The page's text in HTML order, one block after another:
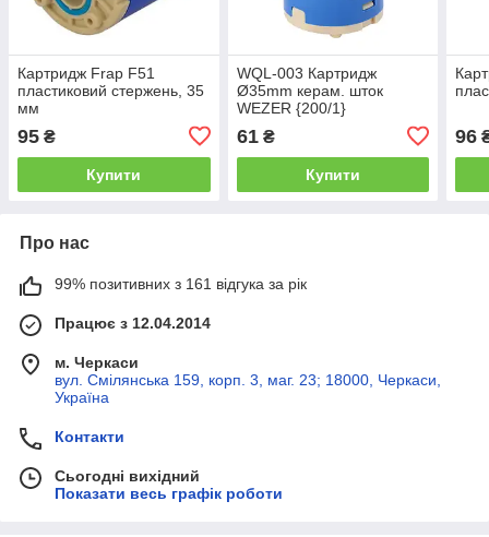
Картридж Frap F51
пластиковий стержень, 35
мм
95 ₴
Купити
WQL-003 Картридж
Ø35mm керам. шток
WEZER {200/1}
61₴
Купити
96
Про нас
99% позитивних з 161 відгука за рік
Працює з 12.04.2014
м. Черкаси
вул. Смілянська 159, корп. 3, маг. 23; 18000, Черкаси,
Україна
Контакти
Сьогодні вихідний
Показати весь графік роботи